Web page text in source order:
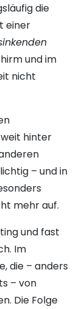
die
einer
und im
nicht
hinter
– und in
mehr auf.
und fast
Im
die – anders
– von
Die Folge